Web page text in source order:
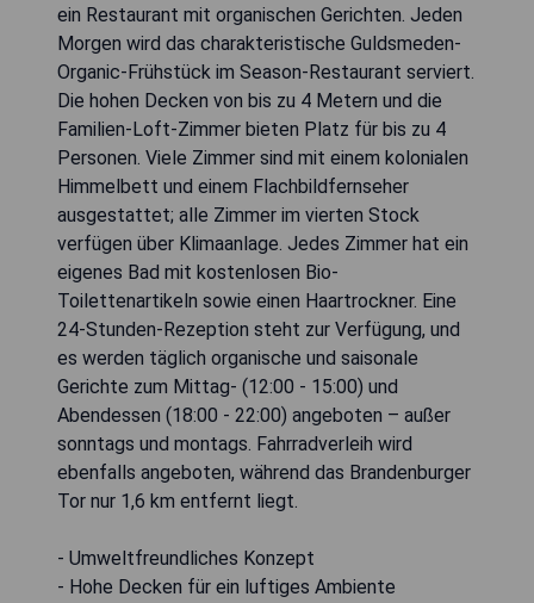
ein Restaurant mit organischen Gerichten. Jeden
Morgen wird das charakteristische Guldsmeden-
Organic-Frühstück im Season-Restaurant serviert.
Die hohen Decken von bis zu 4 Metern und die
Familien-Loft-Zimmer bieten Platz für bis zu 4
Personen. Viele Zimmer sind mit einem kolonialen
Himmelbett und einem Flachbildfernseher
ausgestattet; alle Zimmer im vierten Stock
verfügen über Klimaanlage. Jedes Zimmer hat ein
eigenes Bad mit kostenlosen Bio-
Toilettenartikeln sowie einen Haartrockner. Eine
24-Stunden-Rezeption steht zur Verfügung, und
es werden täglich organische und saisonale
Gerichte zum Mittag- (12:00 - 15:00) und
Abendessen (18:00 - 22:00) angeboten – außer
sonntags und montags. Fahrradverleih wird
ebenfalls angeboten, während das Brandenburger
Tor nur 1,6 km entfernt liegt.
- Umweltfreundliches Konzept
- Hohe Decken für ein luftiges Ambiente